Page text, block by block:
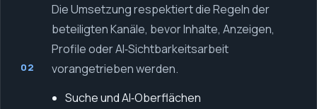
02
Die Umsetzung respektiert die Regeln der
beteiligten Kanäle, bevor Inhalte, Anzeigen,
Profile oder AI‑Sichtbarkeitsarbeit
vorangetrieben werden.
Suche und AI‑Oberflächen